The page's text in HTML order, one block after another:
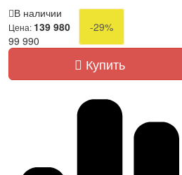
В наличии
Цена: 139 980
-29%
99 990
Купить